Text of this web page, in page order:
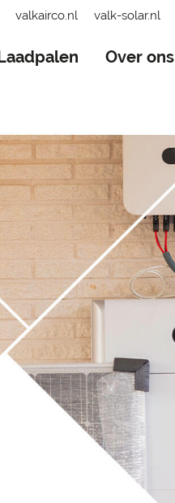
valkairco.nl valk-solar.nl
Over ons